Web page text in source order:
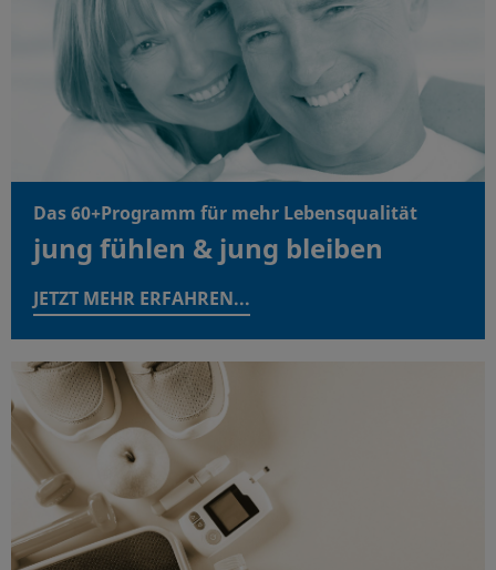
Das 60+Programm für mehr Lebensqualität
jung fühlen & jung bleiben
JETZT MEHR ERFAHREN...